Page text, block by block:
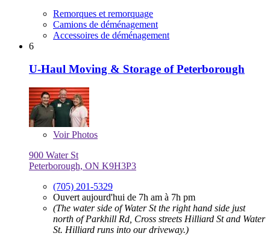
Remorques et remorquage
Camions de déménagement
Accessoires de déménagement
6
U-Haul Moving & Storage of Peterborough
VoirPhotos
900 Water St
Peterborough, ON K9H3P3
(705) 201-5329
Ouvert aujourd'hui de 7h am à 7h pm
(The water side of Water St the right hand side just
north of Parkhill Rd, Cross streets Hilliard St and Water
St. Hilliard runs into our driveway.)